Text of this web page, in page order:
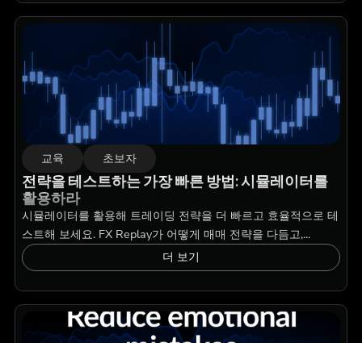
교육 초보자
전략을 테스트하는 가장 빠른 방법: 시뮬레이터를
활용하라
시뮬레이터를 활용해 트레이딩 전략을 더 빠르고 효율적으로 테
스트해 보세요. FX Replay가 어떻게 매매 전략을 다듬고,...
더 보기